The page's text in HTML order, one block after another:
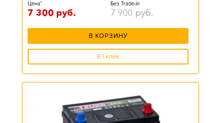
Цена*
7 300 руб.
Без Trade-in
7 900 руб.
В КОРЗИНУ
В 1 клик